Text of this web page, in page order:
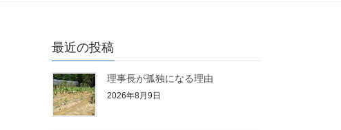
最近の投稿
理事長が孤独になる理由
2026年8月9日